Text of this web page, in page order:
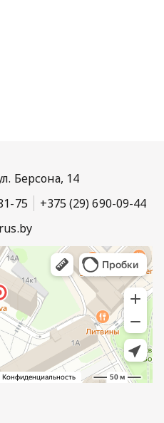
Берсона, 14
75
+375 (29) 690-09-44